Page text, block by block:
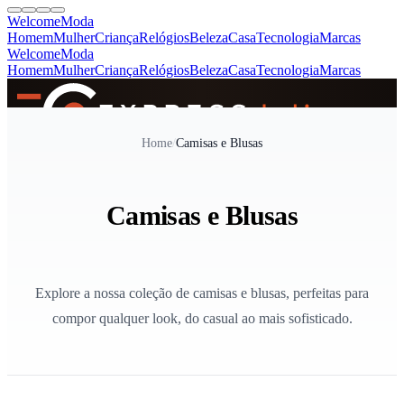
WelcomeModa
HomemMulherCriançaRelógiosBelezaCasaTecnologiaMarcas
WelcomeModa
HomemMulherCriançaRelógiosBelezaCasaTecnologiaMarcas
Home/Camisas e Blusas
Camisas e Blusas
Explore a nossa coleção de camisas e blusas, perfeitas para
compor qualquer look, do casual ao mais sofisticado.